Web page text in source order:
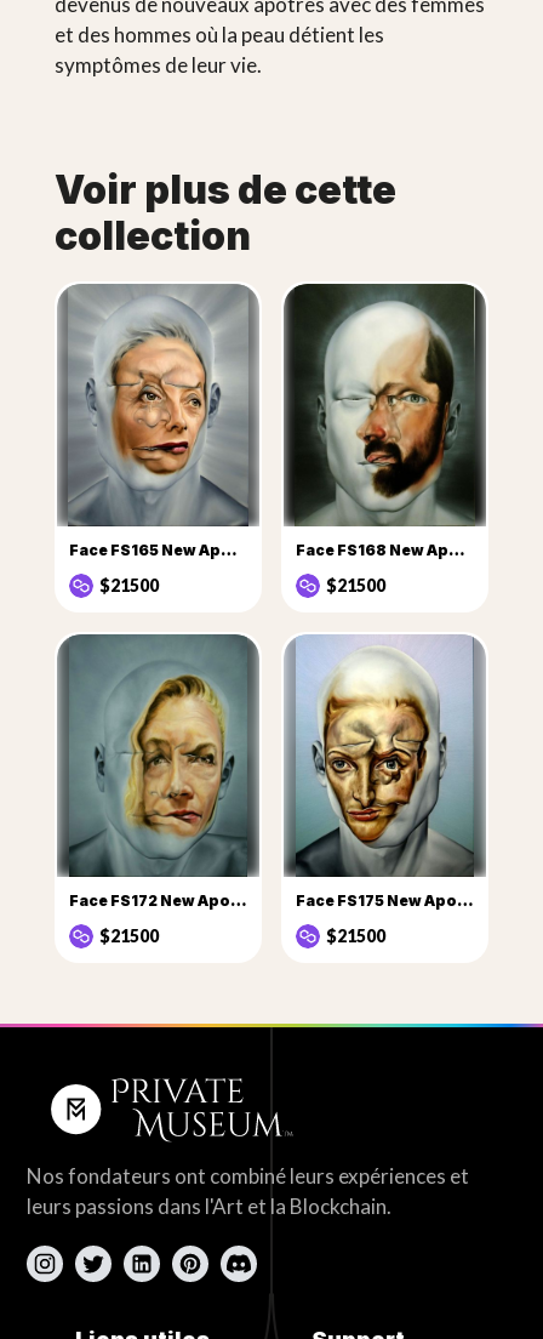
et des hommes où la peau détient les
symptômes de leur vie.
Voir plus de cette
collection
Face FS165 New Apostles series Judith
$21500
Face FS168 New Apostle Jose AG
$21500
Face FS172 New Apostles series Sophia
$21500
Face FS175 New Apostles series Amy
$21500
Nos fondateurs ont combiné leurs expériences et
leurs passions dans l'Art et la Blockchain.